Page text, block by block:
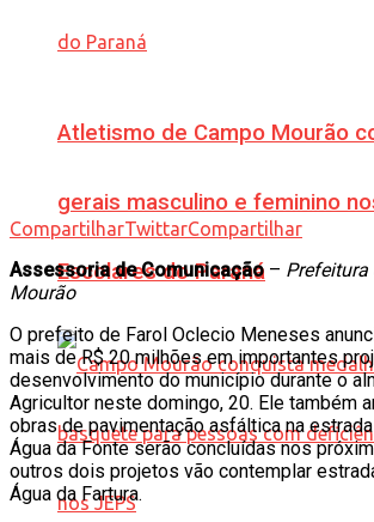
Atletismo de Campo Mourão
gerais masculino e feminino
Escolares do Paraná
CompartilharTwittarCompartilhar
Assessoria de Comunicação – Prefeitura
Mourão
O prefeito de Farol Oclecio Meneses
mais de R$ 20 milhões em importantes
desenvolvimento do município durante o
Agricultor neste domingo, 20. Ele também
obras de pavimentação asfáltica na
Água da Fonte serão concluídas nos
outros dois projetos vão contemplar
Água da Fartura.